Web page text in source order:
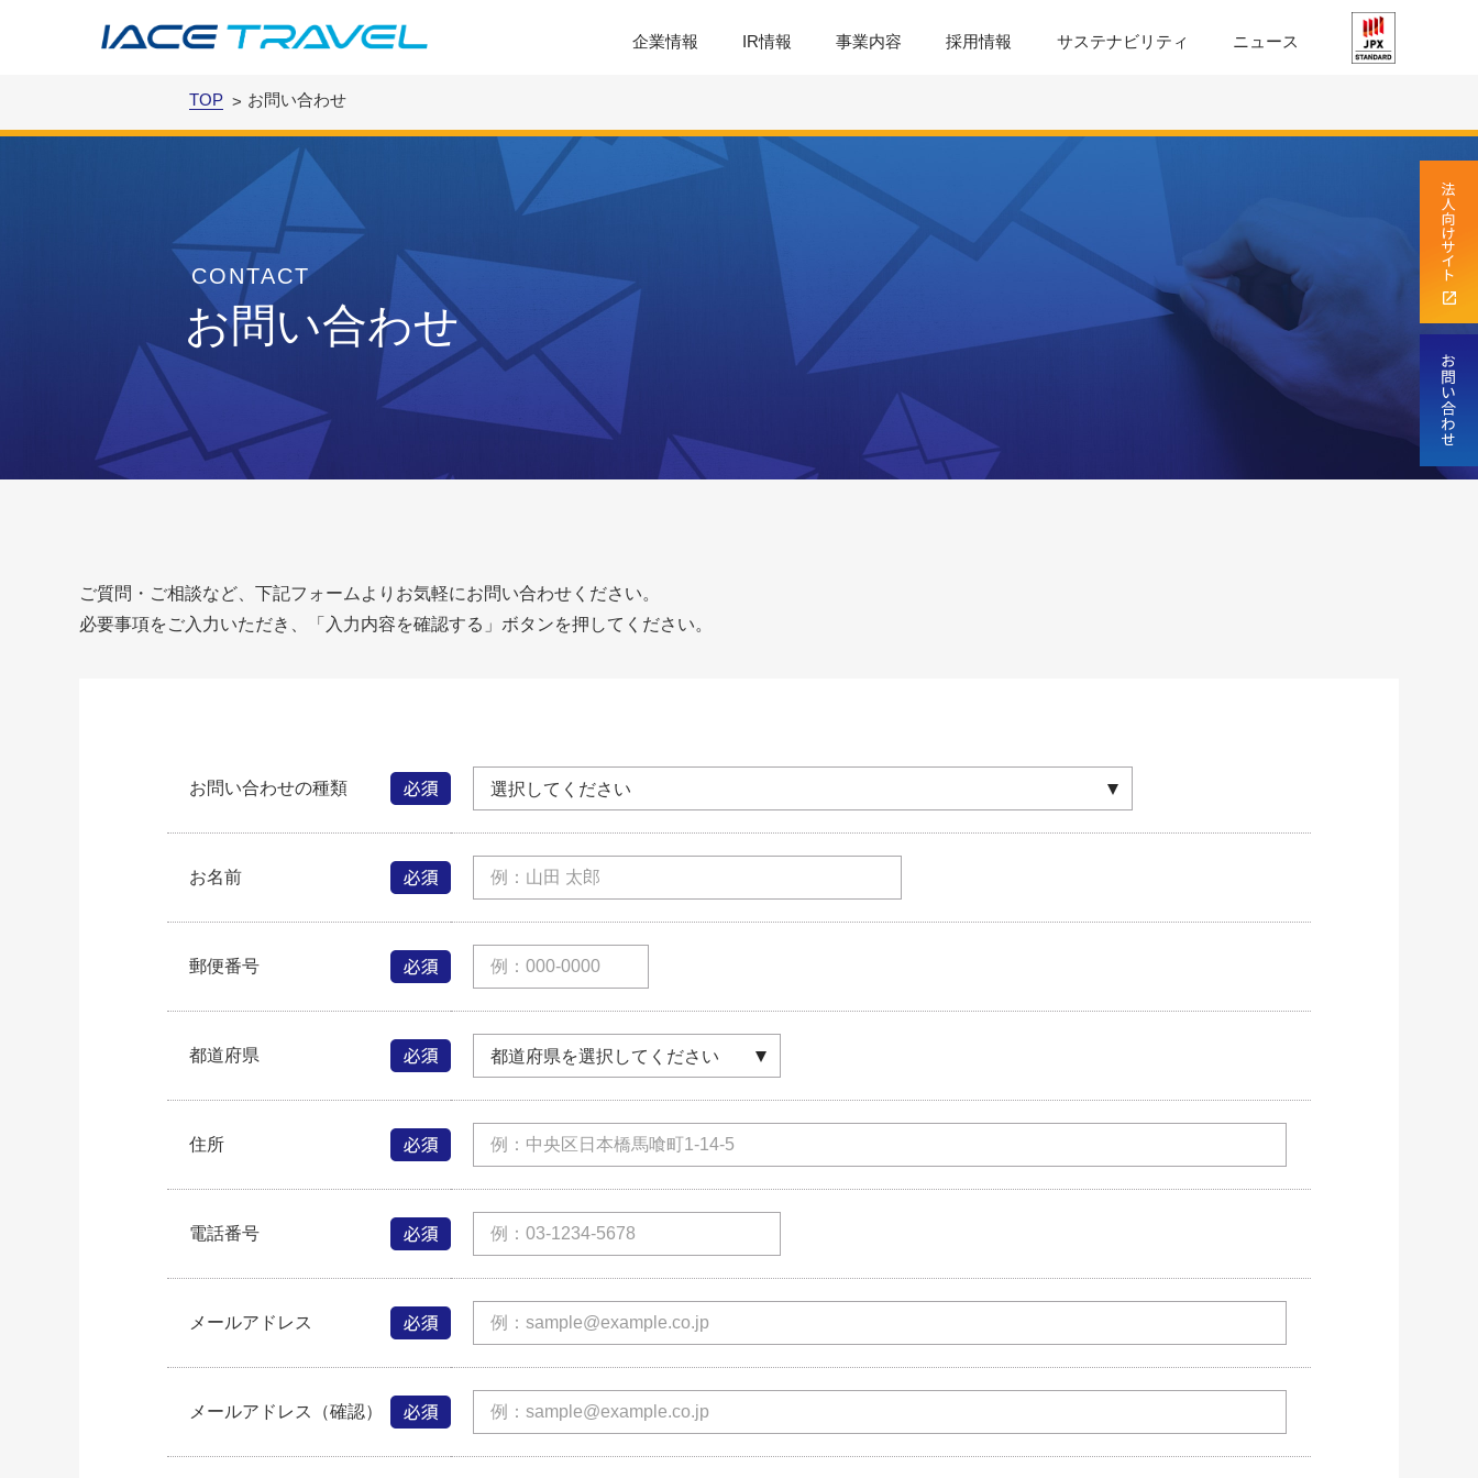
企業情報 IR情報 事業内容 採用情報 サステナビリティ ニュース
TOP お問い合わせ
CONTACT
お問い合わせ
ご質問・ご相談など、下記フォームよりお気軽にお問い合わせください。
必要事項をご入力いただき、「入力内容を確認する」ボタンを押してください。
お問い合わせの種類
お名前
郵便番号
都道府県
住所
電話番号
メールアドレス
メールアドレス（確認）